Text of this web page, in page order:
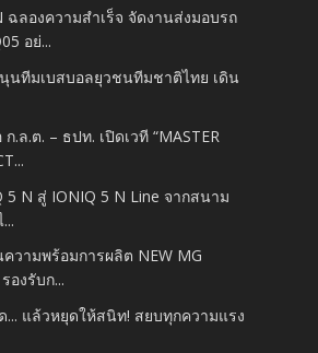
ฉลองความสำเร็จ จัดงานส่งมอบรถ
อย่...
ทีมเบสบอลยุวชนทีมชาติไทย เดิน
.ล.ต. – ธปท. เปิดเวที “MASTER
5 N สู่ IONIQ 5 N Line จากสนาม
วามพร้อมการผลิต NEW MG
องรับก...
... แล้วหยุดให้สนิท! สยบทุกความแรง